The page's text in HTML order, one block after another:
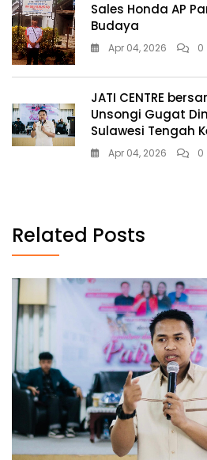
Sales Honda AP
Budaya
Apr 04, 2026 0
JATI CENTRE
Unsongi Gugat
Sulawesi Tengah
Apr 04, 2026 0
Related Posts